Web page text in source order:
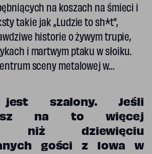
na koszach na śmieci i
takie jak „Ludzie to sh*t”,
historie o żywym trupie,
i martwym ptaku w słoiku.
sceny metalowej w…
jest szalony. Jeśli
na to więcej
niż dziewięciu
gości z Iowa w